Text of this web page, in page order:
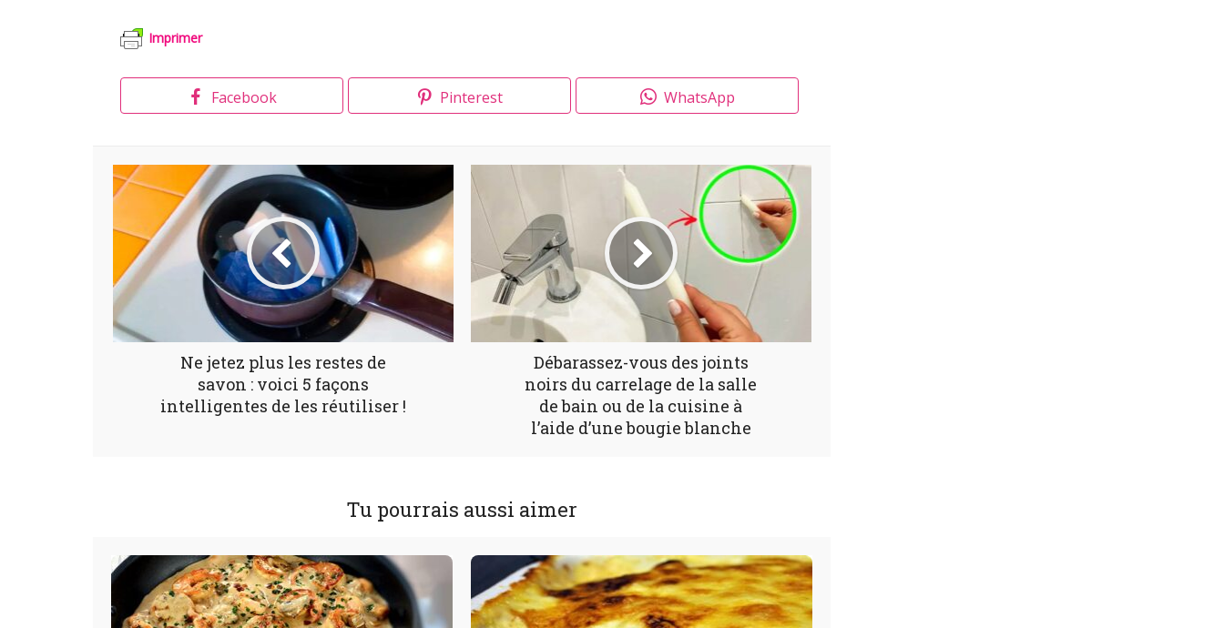
Imprimer
Facebook Pinterest WhatsApp
Ne jetez plus les restes de
savon : voici 5 façons
intelligentes de les réutiliser !
Débarassez-vous des joints
noirs du carrelage de la salle
de bain ou de la cuisine à
l’aide d’une bougie blanche
Tu pourrais aussi aimer